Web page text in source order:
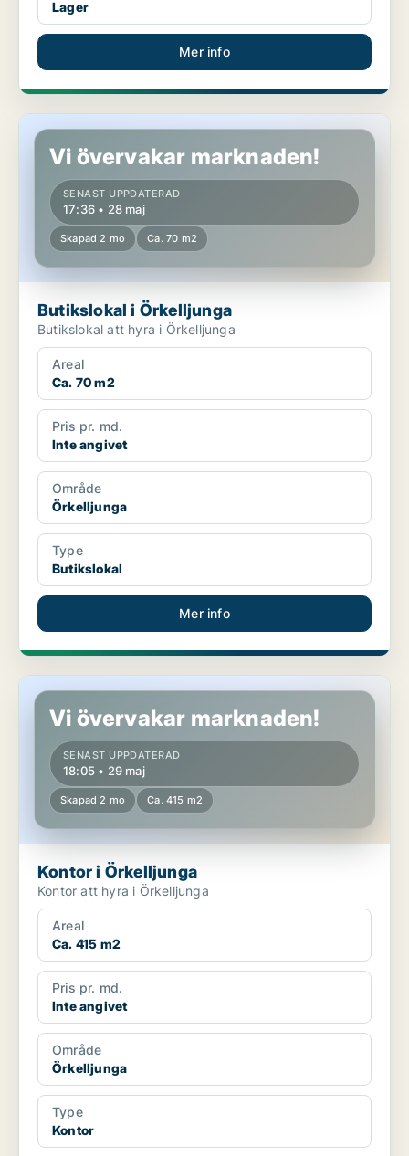
Lager
Mer info
Butikslokal i Örkelljunga
Vi övervakar marknaden!
SENAST UPPDATERAD
17:36 • 28 maj
Skapad 2 mo Ca. 70 m2
Butikslokal i Örkelljunga
Butikslokal att hyra i Örkelljunga
Areal
Ca. 70 m2
Pris pr. md.
Inte angivet
Område
Örkelljunga
Type
Butikslokal
Mer info
Kontor i Örkelljunga
Vi övervakar marknaden!
SENAST UPPDATERAD
18:05 • 29 maj
Skapad 2 mo Ca. 415 m2
Kontor i Örkelljunga
Kontor att hyra i Örkelljunga
Areal
Ca. 415 m2
Pris pr. md.
Inte angivet
Område
Örkelljunga
Type
Kontor